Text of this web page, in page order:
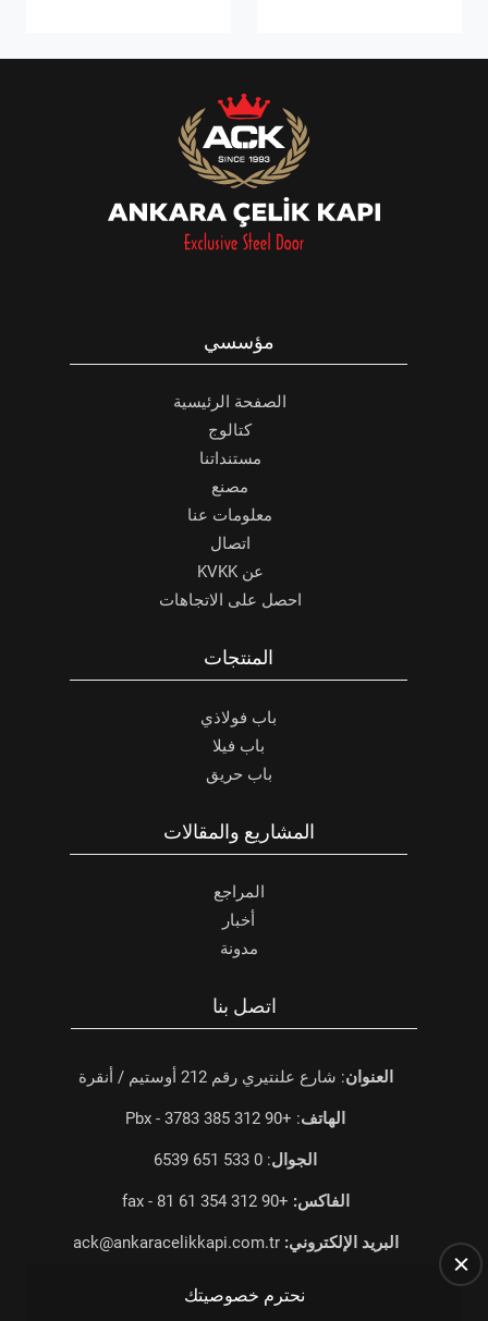
مؤسسي
الصفحة الرئيسية
كتالوج
مستنداتنا
مصنع
معلومات عنا
اتصال
عن KVKK
احصل على الاتجاهات
المنتجات
باب فولاذي
باب فيلا
باب حريق
المشاريع والمقالات
المراجع
أخبار
مدونة
اتصل بنا
العنوان: شارع علنتيري رقم 212 أوستيم / أنقرة
الهاتف: +90 312 385 3783 - Pbx
الجوال: 0 533 651 6539
الفاكس: +90 312 354 61 81 - fax
البريد الإلكتروني: ack@ankaracelikkapi.com.tr
نحترم خصوصيتك